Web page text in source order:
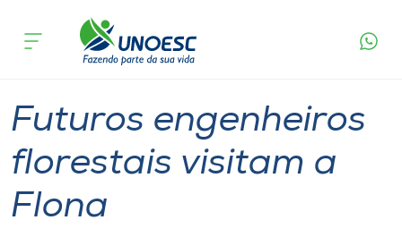
Cursos
Pesquisa
Atendimento ao Estudante
acontece
Futuros engenheiros
florestais visitam a
Flona